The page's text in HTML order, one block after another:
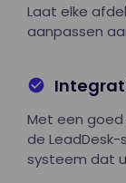
Laat elke
aanpassen
Met een
de
systeem dat